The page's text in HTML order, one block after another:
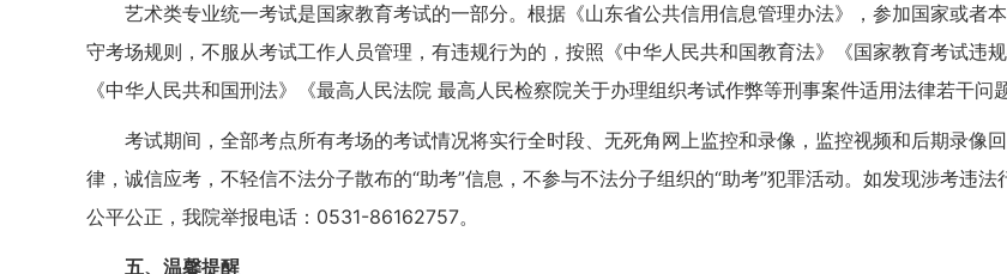
艺术类专业统一考试是国家教育考试的一部分。根据《山东省公共信用信息管理办法》，参加国家或者
守考场规则，不服从考试工作人员管理，有违规行为的，按照《中华人民共和国教育法》《国家教育考试违
《中华人民共和国刑法》《最高人民法院 最高人民检察院关于办理组织考试作弊等刑事案件适用法律若干问
考试期间，全部考点所有考场的考试情况将实行全时段、无死角网上监控和录像，监控视频和后期录像
律，诚信应考，不轻信不法分子散布的“助考”信息，不参与不法分子组织的“助考”犯罪活动。如发现涉考违
公平公正，我院举报电话：0531-86162757。
五、温馨提醒